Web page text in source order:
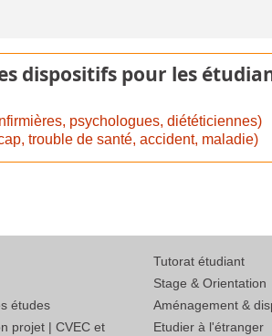
dispositifs pour les
psychologues, diététiciennes)
trouble de santé, accident, maladie)
études
projet | CVEC et
Tutorat étudiant
Stage & Orientation
Aménagement &
Etudier à l'étranger